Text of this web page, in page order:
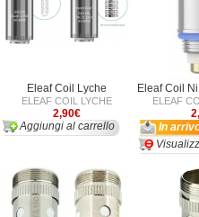
Eleaf Coil Lyche
ELEAF COIL LYCHE
2,90€
Aggiungi al carrello
Eleaf Coil
ELEAF
In